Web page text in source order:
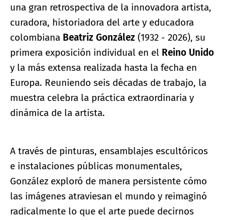
una gran retrospectiva de la innovadora artista,
curadora, historiadora del arte y educadora
colombiana Beatriz González (1932 - 2026), su
primera exposición individual en el Reino Unido
y la más extensa realizada hasta la fecha en
Europa. Reuniendo seis décadas de trabajo, la
muestra celebra la práctica extraordinaria y
dinámica de la artista.
A través de pinturas, ensamblajes escultóricos
e instalaciones públicas monumentales,
González exploró de manera persistente cómo
las imágenes atraviesan el mundo y reimaginó
radicalmente lo que el arte puede decirnos